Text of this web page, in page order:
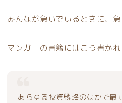
みんなが急いでいるときに、急
マンガーの書籍にはこう書かれ
あらゆる投資戦略のなかで最